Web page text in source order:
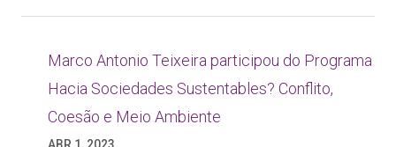
Marco Antonio Teixeira participou do Programa
Hacia Sociedades Sustentables? Conflito,
Coesão e Meio Ambiente